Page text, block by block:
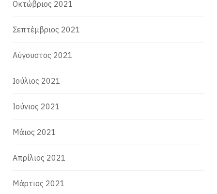
Οκτώβριος 2021
Σεπτέμβριος 2021
Αύγουστος 2021
Ιούλιος 2021
Ιούνιος 2021
Μάιος 2021
Απρίλιος 2021
Μάρτιος 2021